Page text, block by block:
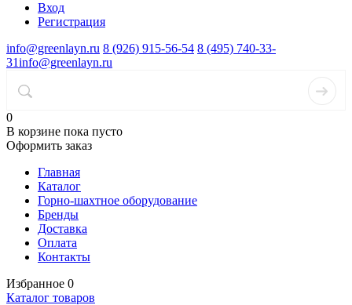
Вход
Регистрация
info@greenlayn.ru 8 (926) 915-56-54 8 (495) 740-33-
31info@greenlayn.ru
0
В корзине пока пусто
Оформить заказ
Главная
Каталог
Горно-шахтное оборудование
Бренды
Доставка
Оплата
Контакты
Избранное 0
Каталог товаров